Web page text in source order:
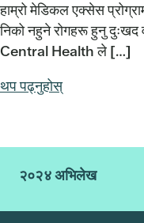
हाम्रो मेडिकल एक्सेस
निको नहुने रोगहरू हुनु दुःखद
Central Health ले […]
थप पढ्नुहोस्
२०२४ अभिलेख